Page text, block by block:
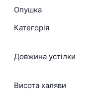
Опушка
Категорія
Довжина устілки
Висота халяви